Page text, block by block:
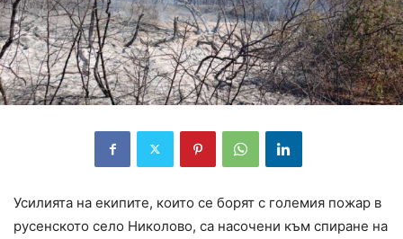
Усилията на екипите, които се борят с големия пожар в
русенското село Николово, са насочени към спиране на